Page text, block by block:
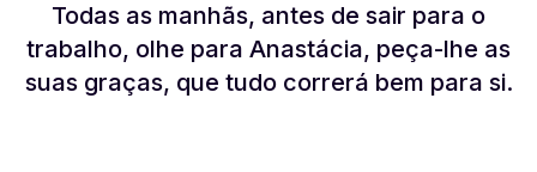
Todas as manhãs, antes de sair para o
trabalho, olhe para Anastácia, peça-lhe as
suas graças, que tudo correrá bem para si.